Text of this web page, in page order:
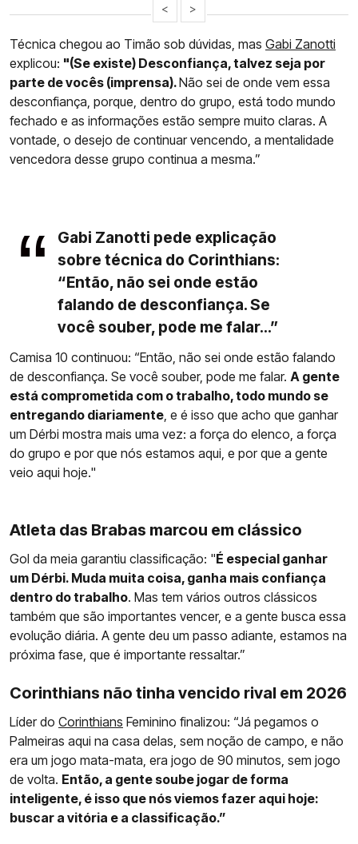
< >
Técnica chegou ao Timão sob dúvidas, mas Gabi Zanotti
explicou: "(Se existe) Desconfiança, talvez seja por
parte de vocês (imprensa).Não sei de onde vem essa
desconfiança, porque, dentro do grupo, está todo mundo
fechado e as informações estão sempre muito claras. A
vontade, o desejo de continuar vencendo, a mentalidade
vencedora desse grupo continua a mesma.”
Gabi Zanotti pede explicação
sobre técnica do Corinthians:
“Então, não sei onde estão
falando de desconfiança. Se
você souber, pode me falar...”
Camisa 10 continuou: “Então, não sei onde estão falando
de desconfiança. Se você souber, pode me falar. A gente
está comprometida com o trabalho, todo mundo se
entregando diariamente, e é isso que acho que ganhar
um Dérbi mostra mais uma vez: a força do elenco, a força
do grupo e por que nós estamos aqui, e por que a gente
veio aqui hoje."
Atleta das Brabas marcou em clássico
Gol da meia garantiu classificação: "É especial ganhar
um Dérbi. Muda muita coisa, ganha mais confiança
dentro do trabalho. Mas tem vários outros clássicos
também que são importantes vencer, e a gente busca essa
evolução diária. A gente deu um passo adiante, estamos na
próxima fase, que é importante ressaltar.”
Corinthians não tinha vencido rival em 2026
Líder do Corinthians Feminino finalizou: “Já pegamos o
Palmeiras aqui na casa delas, sem noção de campo, e não
era um jogo mata-mata, era jogo de 90 minutos, sem jogo
de volta. Então, a gente soube jogar de forma
inteligente, é isso que nós viemos fazer aqui hoje:
buscar a vitória e a classificação.”